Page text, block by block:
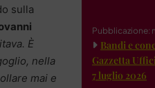
sulla
È
nella
mai e
Pubblicazione:
Bandi e
Gazzetta
7 luglio 2026